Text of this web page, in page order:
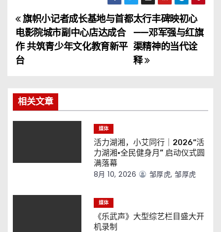
文
章
导
太行丰碑映初心
——邓军强与红旗
渠精神的当代诠
释
旗帜小记者成长基地与首都
电影院城市副中心店达成合
作 共筑青少年文化教育新平
台
相关文章
媒体
活力湖湘，小艾同行｜2026“活
力湖湘·全民健身月” 启动仪式圆
满落幕
8月 10, 2026 邹厚虎, 邹厚虎
媒体
《乐武声》大型综艺栏目盛大开
机录制